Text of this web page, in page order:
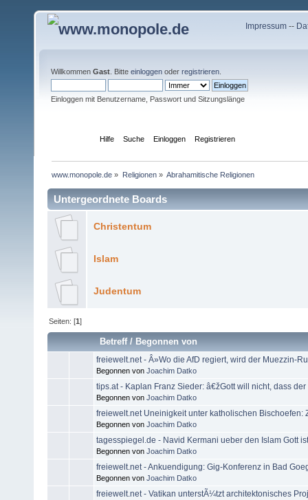
Impressum--
Willkommen Gast . Bitte einloggen oder registrieren
Einloggen mit Benutzername, Passwort und Sitzungslänge
Hilfe Suche Einloggen Registrieren
www.monopole.de » Religionen» Abrahamitische Religionen
Untergeordnete Boards
Christentum
Islam
Judentum
Seiten: [1]
Betreff/ Begonnen von
freiewelt.net - Â»Wo die AfD regiert, wird der Muezzin-
Begonnen von Joachim Datko
tips.at - Kaplan Franz Sieder: â€žGott will nicht, dass der
Begonnen von Joachim Datko
freiewelt.net Uneinigkeit unter katholischen Bischoefen:
Begonnen von Joachim Datko
tagesspiegel.de - Navid Kermani ueber den Islam Gott
Begonnen von Joachim Datko
freiewelt.net - Ankuendigung: Gig-Konferenz in Bad
Begonnen von Joachim Datko
freiewelt.net - Vatikan unterstÃ¼tzt architektonisches